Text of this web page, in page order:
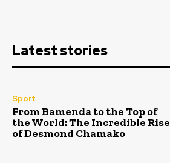
Latest stories
Sport
From Bamenda to the Top of
the World: The Incredible Rise
of Desmond Chamako